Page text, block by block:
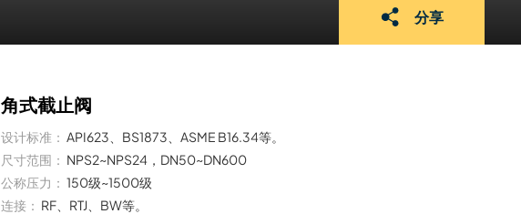
分享
角式截止阀
设计标准： API623、BS1873、ASME B16.34等。
尺寸范围： NPS2~NPS24，DN50~DN600
公称压力： 150级~1500级
连接： RF、RTJ、BW等。